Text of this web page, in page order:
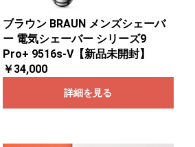
ブラウン BRAUN メンズシェーバ
ー 電気シェーバー シリーズ9
Pro+ 9516s-V【新品未開封】
￥34,000
詳細を見る